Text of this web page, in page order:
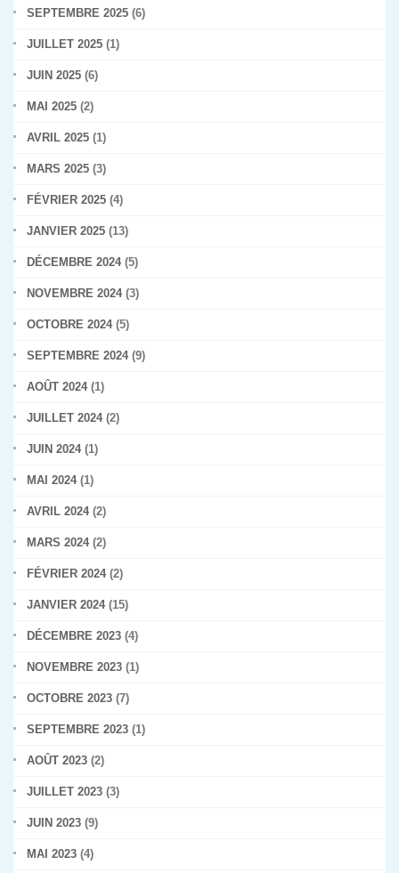
SEPTEMBRE 2025 (6)
JUILLET 2025 (1)
JUIN 2025 (6)
MAI 2025 (2)
AVRIL 2025 (1)
MARS 2025 (3)
FÉVRIER 2025 (4)
JANVIER 2025 (13)
DÉCEMBRE 2024(5)
NOVEMBRE 2024(3)
OCTOBRE 2024(5)
SEPTEMBRE 2024(9)
AOÛT 2024(1)
JUILLET 2024(2)
JUIN 2024(1)
MAI 2024(1)
AVRIL 2024(2)
MARS 2024(2)
FÉVRIER 2024(2)
JANVIER 2024(15)
DÉCEMBRE 2023 (4)
NOVEMBRE 2023 (1)
OCTOBRE 2023 (7)
SEPTEMBRE 2023 (1)
AOÛT 2023 (2)
JUILLET 2023 (3)
JUIN 2023 (9)
MAI 2023 (4)